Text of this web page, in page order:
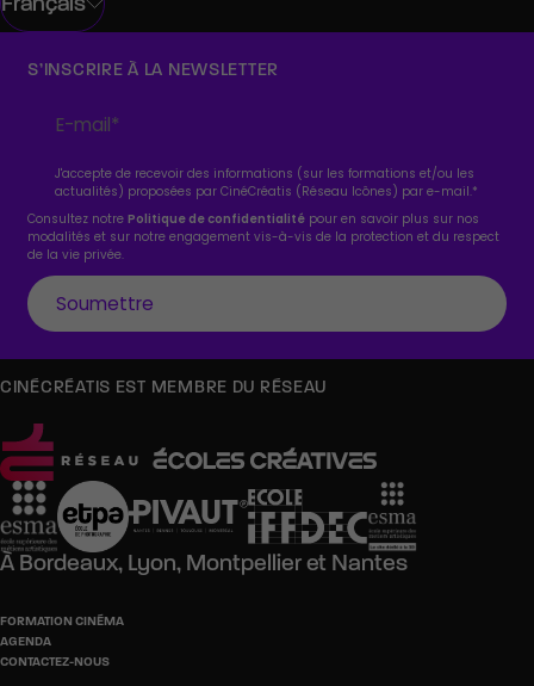
S’INSCRIRE À LA NEWSLETTER
J'accepte de recevoir des informations (sur les formations et/ou les
actualités) proposées par CinéCréatis (Réseau Icônes) par e-mail.*
Consultez notrePolitique de confidentialité pour en savoir plus sur nos
modalités et sur notre engagement vis-à-vis de la protection et du respect
de la vie privée.
CINÉCRÉATIS EST MEMBRE DU RÉSEAU
À Bordeaux, Lyon, Montpellieret Nantes
FORMATION CINÉMA
AGENDA
CONTACTEZ-NOUS